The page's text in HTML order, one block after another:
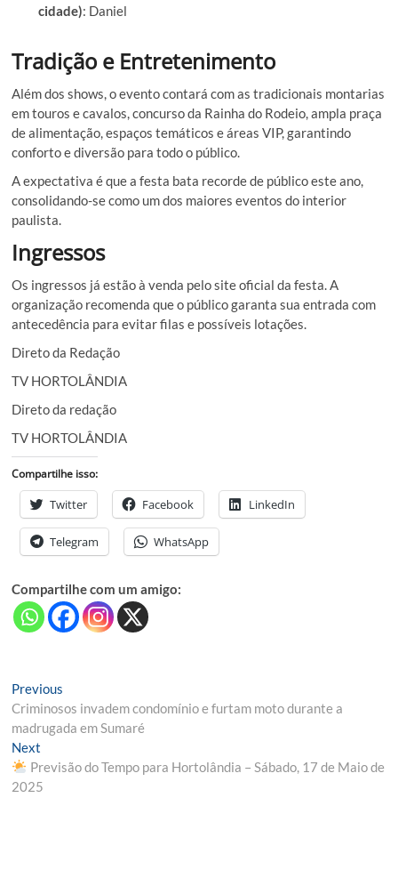
cidade): Daniel
Tradição e Entretenimento
Além dos shows, o evento contará com as tradicionais montarias
em touros e cavalos, concurso da Rainha do Rodeio, ampla praça
de alimentação, espaços temáticos e áreas VIP, garantindo
conforto e diversão para todo o público.
A expectativa é que a festa bata recorde de público este ano,
consolidando-se como um dos maiores eventos do interior
paulista.
Ingressos
Os ingressos já estão à venda pelo site oficial da festa. A
organização recomenda que o público garanta sua entrada com
antecedência para evitar filas e possíveis lotações.
Direto da Redação
TV HORTOLÂNDIA
Direto da redação
TV HORTOLÂNDIA
Compartilhe isso:
Twitter Facebook LinkedIn
Telegram WhatsApp
Compartilhe com um amigo:
Navegação
de
Post
Previous
post:
Criminosos invadem condomínio e furtam moto durante a
madrugada em Sumaré
Next
post:
Previsão do Tempo para Hortolândia – Sábado, 17 de Maio de
2025